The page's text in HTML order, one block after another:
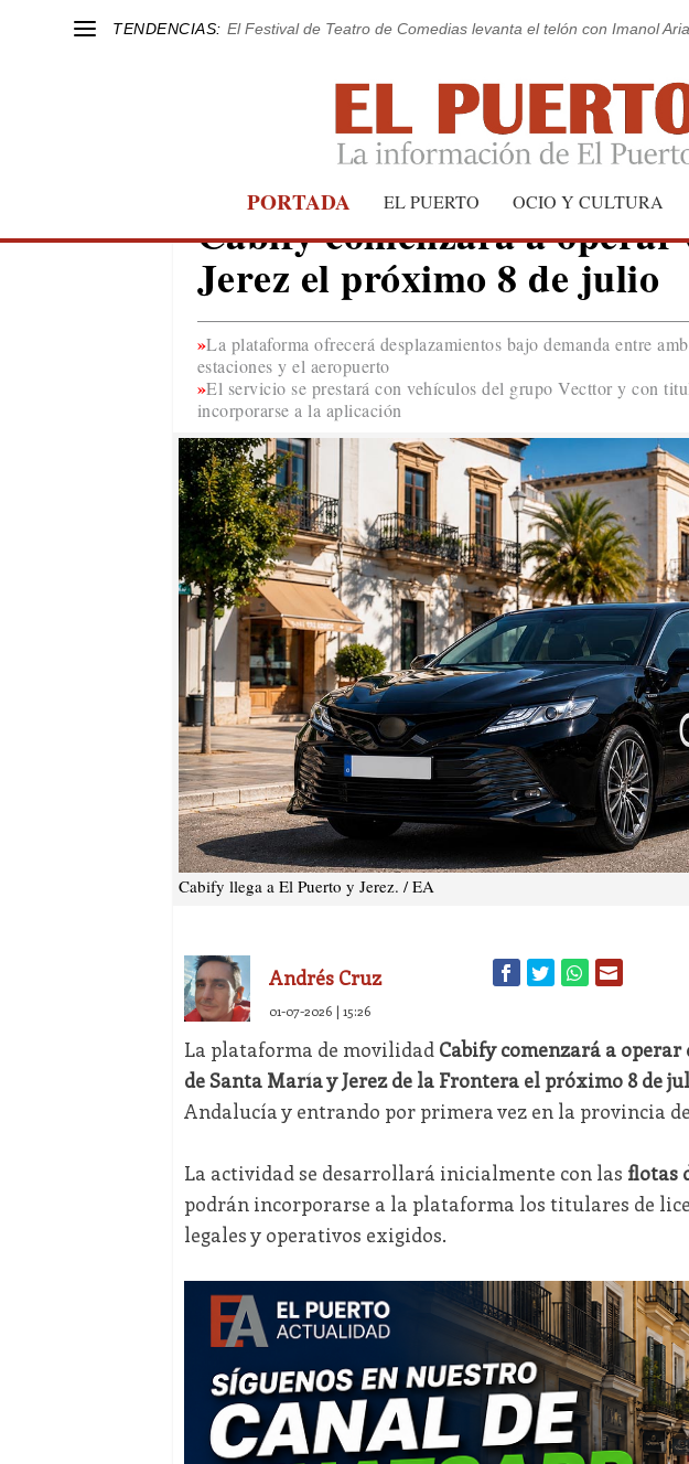
TENDENCIAS: El Festival de Teatro de Comedias levanta el telón con Imanol
PORTADA EL PUERTO OCIO Y CULTURA
MOVILIDAD
Cabify comenzará a
Jerez el próximo 8 de julio
La plataforma ofrecerá desplazamientos bajo demanda entre
estaciones y el aeropuerto
El servicio se prestará con vehículos del grupo Vecttor y con
incorporarse a la aplicación
Cabify llega a El Puerto y Jerez. / EA
Andrés Cruz
01-07-2026 | 15:26
La plataforma de movilidad Cabify comenzará a
de Santa María y Jerez de la Frontera el próximo 8 de
Andalucía y entrando por primera vez en la provincia
La actividad se desarrollará inicialmente con las flotas
podrán incorporarse a la plataforma los titulares de
legales y operativos exigidos.